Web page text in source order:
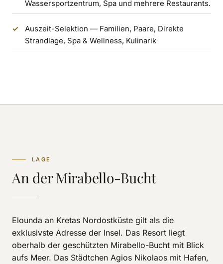
Wassersportzentrum, Spa und mehrere Restaurants.
Auszeit-Selektion — Familien, Paare, Direkte
Strandlage, Spa & Wellness, Kulinarik
LAGE
An der Mirabello-Bucht
Elounda an Kretas Nordostküste gilt als die
exklusivste Adresse der Insel. Das Resort liegt
oberhalb der geschützten Mirabello-Bucht mit Blick
aufs Meer. Das Städtchen Agios Nikolaos mit Hafen,